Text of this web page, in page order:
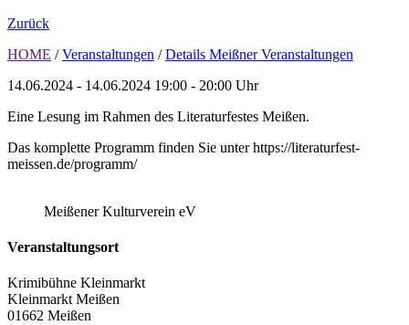
Zurück
HOME / Veranstaltungen / Details Meißner Veranstaltungen
14.06.2024 - 14.06.2024 19:00 - 20:00 Uhr
Eine Lesung im Rahmen des Literaturfestes Meißen.
Das komplette Programm finden Sie unter https://literaturfest-
meissen.de/programm/
Meißener Kulturverein eV
Veranstaltungsort
Krimibühne Kleinmarkt
Kleinmarkt Meißen
01662 Meißen